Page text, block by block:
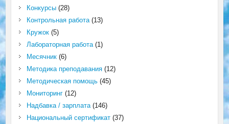
Конкурсы(28)
Контрольная работа(13)
Кружок(5)
Лабораторная работа(1)
Месячник(6)
Методика преподавания(12)
Методическая помощь(45)
Мониторинг(12)
Надбавка / зарплата(146)
Национальный сертификат(37)